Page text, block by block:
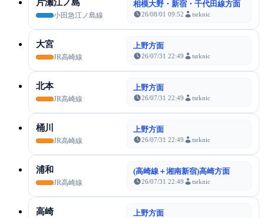
片瀬江ノ島
小田急江ノ島線
相模大野・新宿・千代田線方面
26/08/01 09:52 tsrknic
大宮
JR高崎線
上野方面
26/07/31 22:49 tsrknic
北本
JR高崎線
上野方面
26/07/31 22:49 tsrknic
桶川
JR高崎線
上野方面
26/07/31 22:49 tsrknic
浦和
JR高崎線
(高崎線＋湘南新宿)高崎方面
26/07/31 22:49 tsrknic
高崎 上野方面